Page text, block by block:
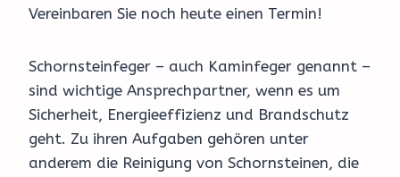
Vereinbaren Sie noch heute einen Termin!
Schornsteinfeger – auch Kaminfeger genannt –
sind wichtige Ansprechpartner, wenn es um
Sicherheit, Energieeffizienz und Brandschutz
geht. Zu ihren Aufgaben gehören unter
anderem die Reinigung von Schornsteinen, die